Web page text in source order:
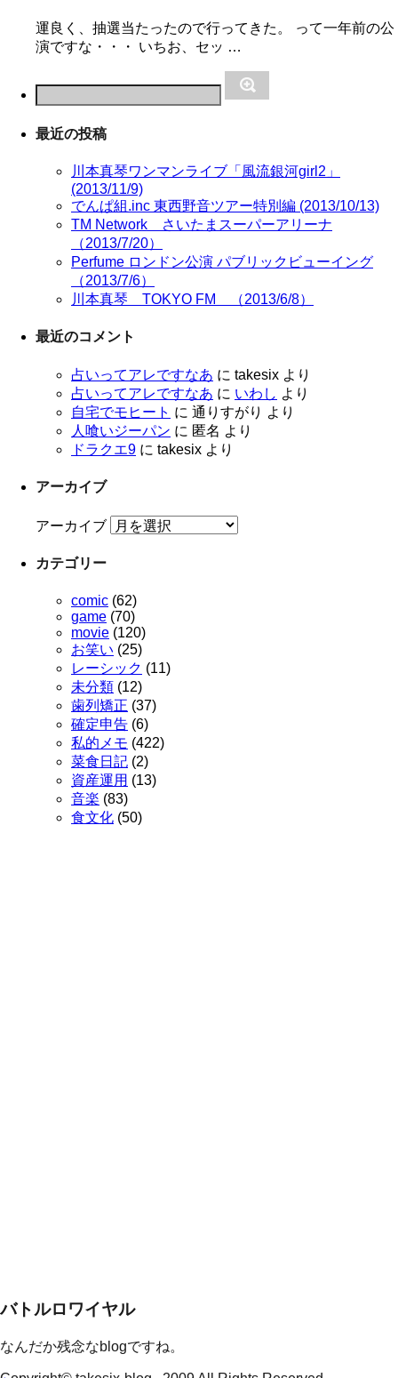
運良く、抽選当たったので行ってきた。 って一年前の公
演ですな・・・ いちお、セッ …
最近の投稿
川本真琴ワンマンライブ「風流銀河girl2」
(2013/11/9)
でんぱ組.inc 東西野音ツアー特別編 (2013/10/13)
TM Network さいたまスーパーアリーナ
（2013/7/20）
Perfume ロンドン公演 パブリックビューイング
（2013/7/6）
川本真琴 TOKYO FM （2013/6/8）
最近のコメント
占いってアレですなあ に takesix より
占いってアレですなあ に いわし より
自宅でモヒート に 通りすがり より
人喰いジーパン に 匿名 より
ドラクエ9 に takesix より
アーカイブ
アーカイブ
カテゴリー
comic (62)
game (70)
movie (120)
お笑い (25)
レーシック (11)
未分類 (12)
歯列矯正 (37)
確定申告 (6)
私的メモ (422)
菜食日記 (2)
資産運用 (13)
音楽 (83)
食文化 (50)
バトルロワイヤル
なんだか残念なblogですね。